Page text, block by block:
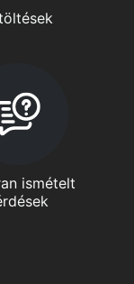
ismételt